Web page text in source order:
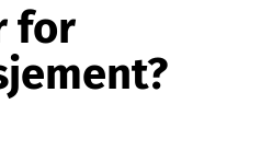
for